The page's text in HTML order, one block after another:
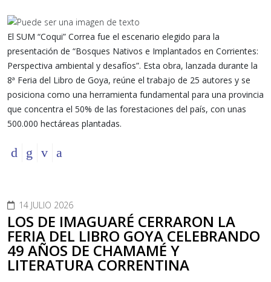
El SUM “Coqui” Correa fue el escenario elegido para la
presentación de “Bosques Nativos e Implantados en Corrientes:
Perspectiva ambiental y desafíos”. Esta obra, lanzada durante la
8ª Feria del Libro de Goya, reúne el trabajo de 25 autores y se
posiciona como una herramienta fundamental para una provincia
que concentra el 50% de las forestaciones del país, con unas
500.000 hectáreas plantadas.
14 JULIO 2026
LOS DE IMAGUARÉ CERRARON LA
FERIA DEL LIBRO GOYA CELEBRANDO
49 AÑOS DE CHAMAMÉ Y
LITERATURA CORRENTINA